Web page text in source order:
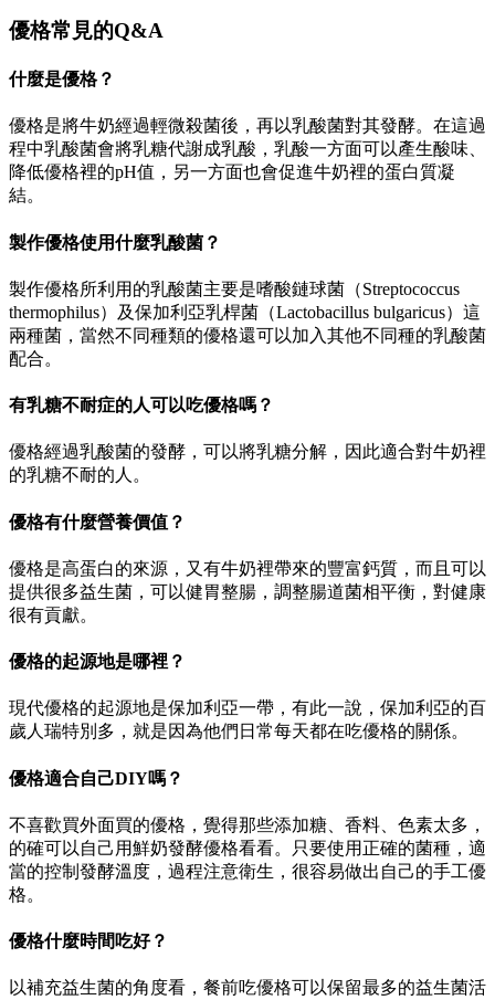
優格常見的Q&A
什麼是優格？
優格是將牛奶經過輕微殺菌後，再以乳酸菌對其發酵。在這過
程中乳酸菌會將乳糖代謝成乳酸，乳酸一方面可以產生酸味、
降低優格裡的pH值，另一方面也會促進牛奶裡的蛋白質凝
結。
製作優格使用什麼乳酸菌？
製作優格所利用的乳酸菌主要是嗜酸鏈球菌（Streptococcus
thermophilus）及保加利亞乳桿菌（Lactobacillus bulgaricus）這
兩種菌，當然不同種類的優格還可以加入其他不同種的乳酸菌
配合。
有乳糖不耐症的人可以吃優格嗎？
優格經過乳酸菌的發酵，可以將乳糖分解，因此適合對牛奶裡
的乳糖不耐的人。
優格有什麼營養價值？
優格是高蛋白的來源，又有牛奶裡帶來的豐富鈣質，而且可以
提供很多益生菌，可以健胃整腸，調整腸道菌相平衡，對健康
很有貢獻。
優格的起源地是哪裡？
現代優格的起源地是保加利亞一帶，有此一說，保加利亞的百
歲人瑞特別多，就是因為他們日常每天都在吃優格的關係。
優格適合自己DIY嗎？
不喜歡買外面買的優格，覺得那些添加糖、香料、色素太多，
的確可以自己用鮮奶發酵優格看看。只要使用正確的菌種，適
當的控制發酵溫度，過程注意衛生，很容易做出自己的手工優
格。
優格什麼時間吃好？
以補充益生菌的角度看，餐前吃優格可以保留最多的益生菌活